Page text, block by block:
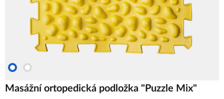
Masážní ortopedická podložka "Puzzle Mix"